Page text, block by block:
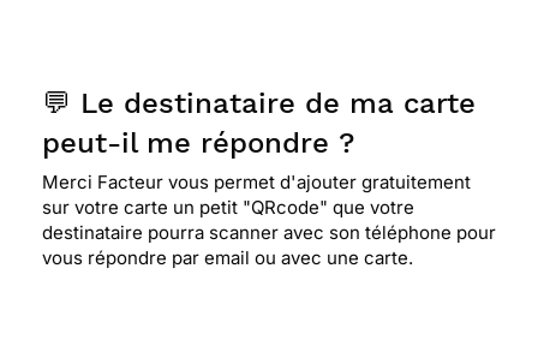
💬 Le destinataire de ma carte
peut-il me répondre ?
Merci Facteur vous permet d'ajouter gratuitement
sur votre carte un petit "QRcode" que votre
destinataire pourra scanner avec son téléphone pour
vous répondre par email ou avec une carte.